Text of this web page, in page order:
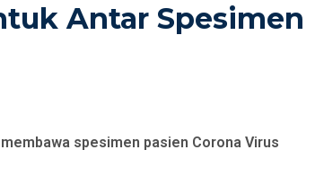
Antar Spesimen
spesimen pasien Corona Virus